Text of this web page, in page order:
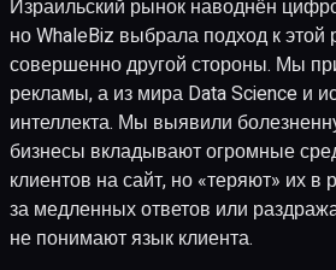
Израильский рынок наводнён
но WhaleBiz выбрала подход к
совершенно другой стороны. Мы
рекламы, а из мира Data Science и
интеллекта. Мы выявили
бизнесы вкладывают огромные
клиентов на сайт, но «теряют» их
за медленных ответов или
не понимают язык клиента.